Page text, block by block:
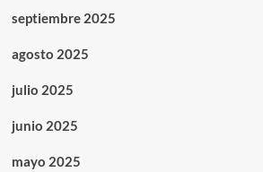
septiembre 2025
agosto 2025
julio 2025
junio 2025
mayo 2025